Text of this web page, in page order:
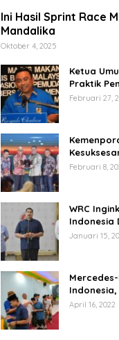
Ini Hasil Sprint Race
Mandalika
Oktober 4, 2025
Ketua
Praktik
Cederai
Februari 27,
Prix of
Februari 8,
WRC
Indonesia
Januari 15,
Ramadhan
April 16, 2022